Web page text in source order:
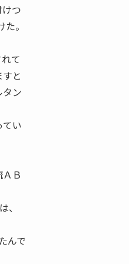
つ
。
て
と
ン
い
Ｂ
、
んで